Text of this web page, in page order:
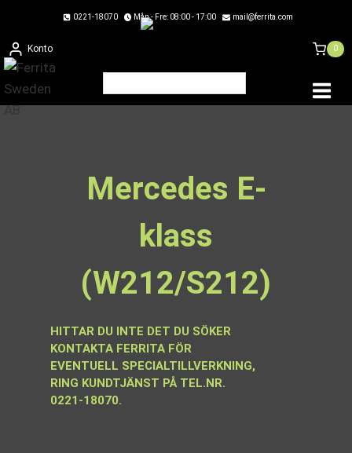
content
0221-18070 Mån - Fre: 08:00 - 17:00 mail@ferrita.com
Konto 0
Mercedes E-
klass
(W212/S212)
HITTAR DU INTE DET DU SÖKER
KONTAKTA FERRITA FÖR
EVENTUELL SPECIALTILLVERKNING,
RING KUNDTJÄNST PÅ TEL.NR.
0221-18070.